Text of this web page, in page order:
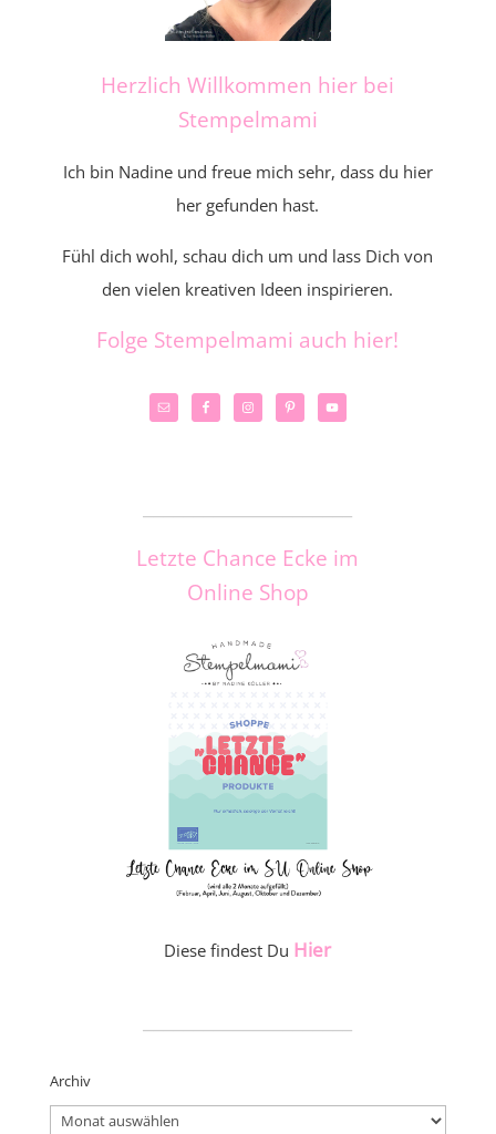
Herzlich Willkommen hier bei
Stempelmami
Ich bin Nadine und freue mich sehr, dass du hier
her gefunden hast.
Fühl dich wohl, schau dich um und lass Dich von
den vielen kreativen Ideen inspirieren.
Folge Stempelmami auch hier!
Letzte Chance Ecke im
Online Shop
Diese findest Du Hier
Archiv
Archiv